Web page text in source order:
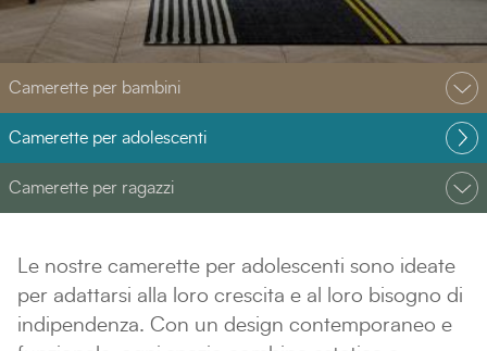
Camerette per bambini
Camerette per adolescenti
Camerette per ragazzi
Le nostre camerette per adolescenti sono ideate
per adattarsi alla loro crescita e al loro bisogno di
indipendenza. Con un design contemporaneo e